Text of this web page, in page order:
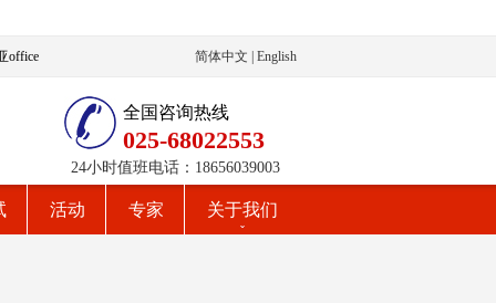
office 简体中文 English
全国咨询热线
025-68022553
24小时值班电话：18656039003
活动 专家 关于我们